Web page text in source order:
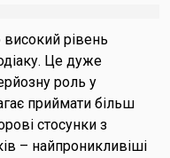
високий рівень
Це дуже
роль у
приймати більш
стосунки з
– найпроникливіші